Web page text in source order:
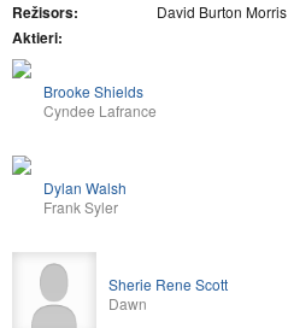
Režisors: David Burton Morris
Aktieri:
Brooke Shields
Cyndee Lafrance
Dylan Walsh
Frank Syler
Sherie Rene Scott
Dawn